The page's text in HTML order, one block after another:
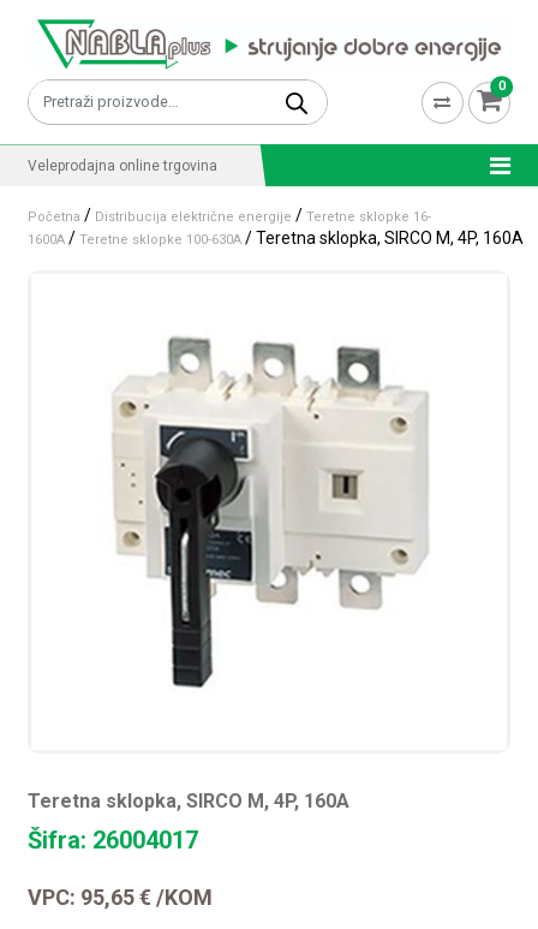
Pretraži: 0
Veleprodajna online trgovina
Početna / Distribucija električne energije /Teretne sklopke 16-
1600A /Teretne sklopke 100-630A / Teretna sklopka, SIRCO M, 4P, 160A
Teretna sklopka, SIRCO M, 4P, 160A
Šifra: 26004017
VPC: 95,65€ /KOM